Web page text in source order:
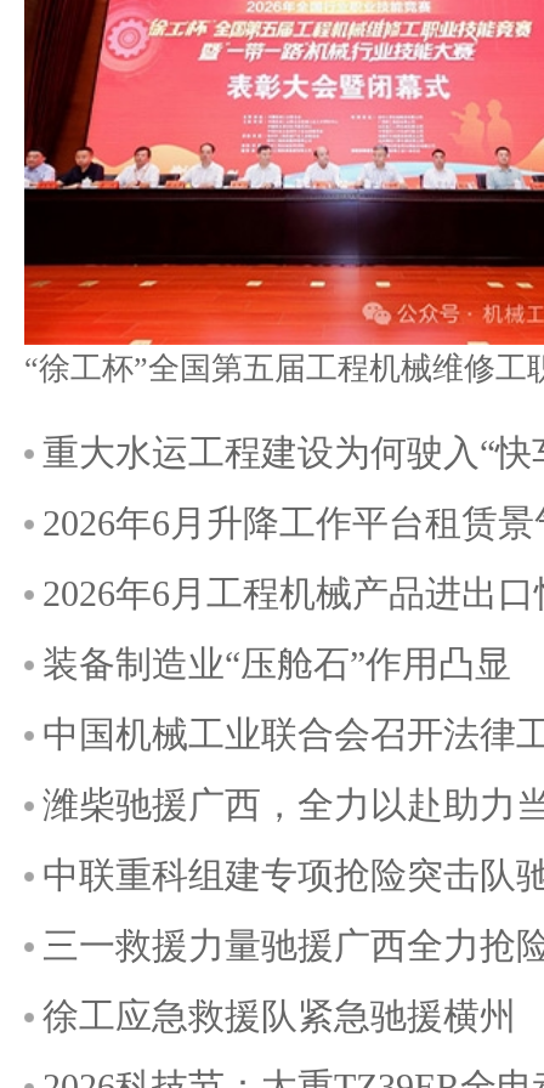
重大水运工程建设为何驶入“快
2026年6月升降工作平台租赁
2026年6月工程机械产品进出
装备制造业“压舱石”作用凸显
中国机械工业联合会召开法律
潍柴驰援广西，全力以赴助力
中联重科组建专项抢险突击队
三一救援力量驰援广西全力抢
徐工应急救援队紧急驰援横州